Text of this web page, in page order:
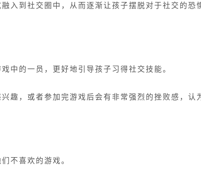
入到社交圈中，从而逐渐让孩子摆脱对于社交的恐
中的一员，更好地引导孩子习得社交技能。
趣，或者参加完游戏后会有非常强烈的挫败感，认
不喜欢的游戏。